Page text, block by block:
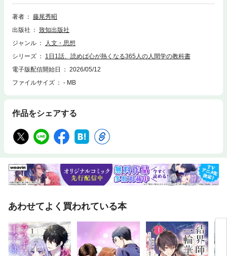
者、作家、スポーツ指導者、科学者、デザイナーなど様々なジャンルの第
一人者の感動実話を３６５編、精選。「人間として何が正しいかを追求す
夫（トヨタ自動車相談役）「アイデアを生み出す方法」 佐藤可士和（ク
リエイティブディレクター）「幸福を知る才能」 宇野千代（作家）「創
木寛之（作家）……などなど、各話１日３分で読め切れる分量で構成され
ています。私どもでは「人間学」を「自分自身の人間性を高める学び」と
けばよいか、そのヒントが３６５人の生き方にちりばめられています。通
総力を結集し、まる３年を費やして完成した一冊。1月1日 「人間として
るベンチャー経営者の四条件」城山三郎（作家）1月3日 「トヨタの現場
に伝わる言葉」 張 富士夫（トヨタ自動車相談役）1月4日 「精神は飛
居を作る法則」 浅利慶太（劇団四季芸術総監督）1月7日 「オニツカタ
イガー誕生秘話」 鬼塚喜八郎（アシックス会長）1月8日 「最悪の時こ
そ最高である」正垣泰彦（サイゼリヤ会長）1月9日 「指導者に必要な条
ことで人は強くなれる」野村忠宏（Nextend代表取締役・ミキハウススポ
屋グループ会長CEO）1月12日 「苦痛が人間を浄化する――兄・小林秀
雄の信条」高見澤潤子（劇作家）1月13日 「コクヨ発展の原因」黒田暲
之助（コクヨ会長）1月14日 「工芸の仕事は“運・鈍・根”に尽きる」志
村ふくみ（人間国宝・染織作家）1月15日 「時代の変化にどう対処して
著者
藤尾秀昭
出版社
致知出版社
ジャンル
人文・思想
シリーズ
1日1話、読めば心が熱くなる365人の人間学の教科書
電子版配信開始日
2026/05/12
ファイルサイズ
- MB
作品をシェアする
あわせてよく買われている本